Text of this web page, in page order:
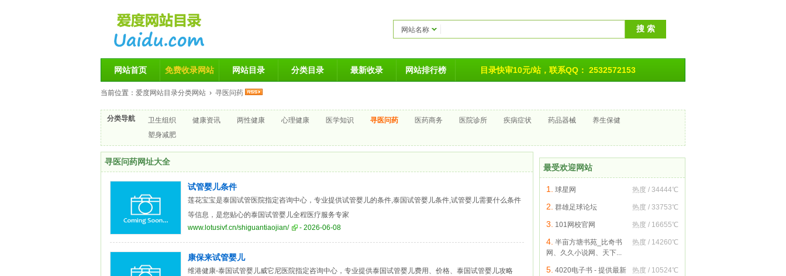
网站名称
网站首页 免费收录网站 网站目录 分类目录 最新收录 网站排行榜 目录快审10元/站，联系QQ： 2532572153
当前位置： 爱度网站目录分类网站 › 寻医问药
分类导航 卫生组织 健康资讯 两性健康 心理健康 医学知识 寻医问药 医药商务 医院诊所 疾病症状 药品器械
养生保健
塑身减肥
寻医问药网址大全
试管婴儿条件
莲花宝宝是泰国试管医院指定咨询中心，专业提供试管婴儿的条件,泰国试管婴儿条件,试管婴儿需要什么条件
等信息，是您贴心的泰国试管婴儿全程医疗服务专家
www.lotusivf.cn/shiguantiaojian/
- 2026-06-08
康保来试管婴儿
维港健康-泰国试管婴儿威它尼医院指定咨询中心，专业提供泰国试管婴儿费用、价格、泰国试管婴儿攻略
最受欢迎网站
热度 / 34444℃
1. 球星网
热度 / 33753℃
2. 群雄足球论坛
热度 / 16655℃
3. 101网校官网
热度 / 14260℃
4. 半亩方塘书苑_比奇书
网、久久小说网、天下...
热度 / 10524℃
5. 4020电子书 - 提供最新